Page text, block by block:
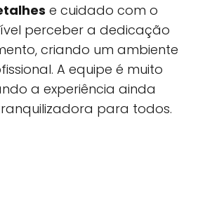
e cuidado com o
perceber a dedicação
criando um ambiente
A equipe é muito
a experiência ainda
para todos.